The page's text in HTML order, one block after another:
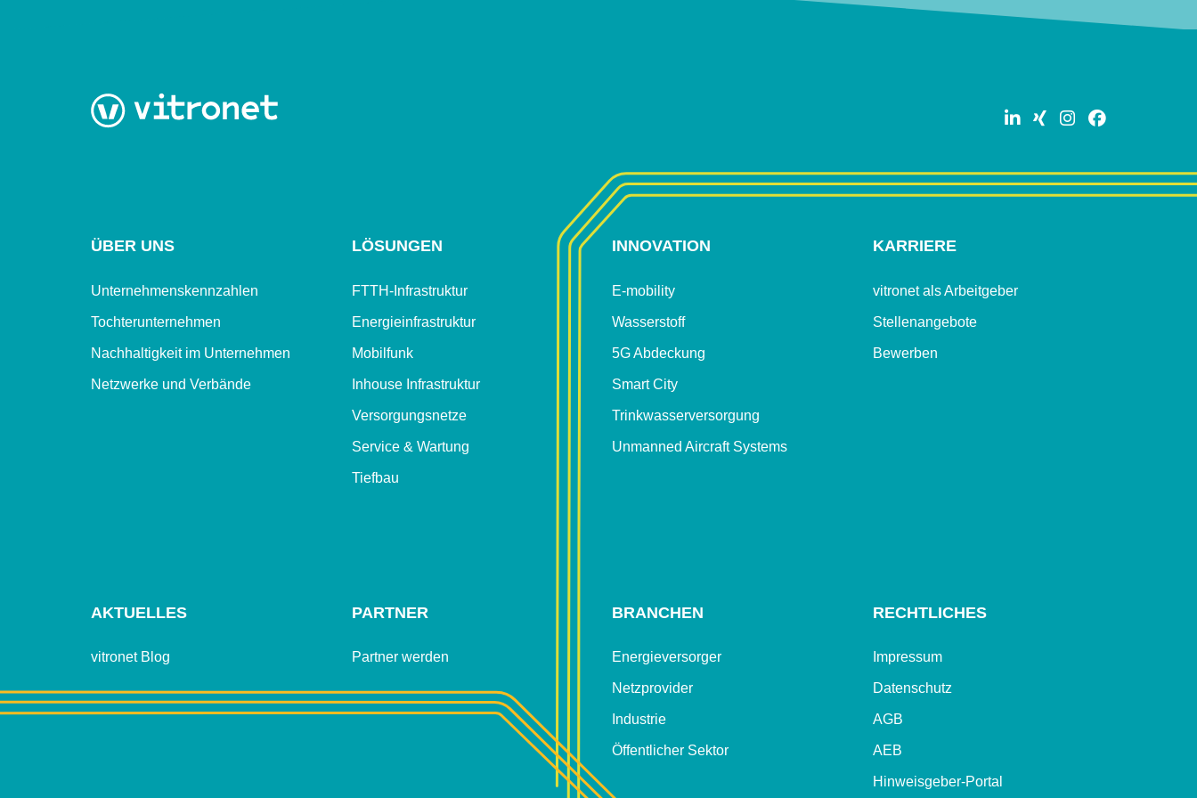
ÜBER UNS
Unternehmenskennzahlen
Tochterunternehmen
Nachhaltigkeit im Unternehmen
Netzwerke und Verbände
LÖSUNGEN
FTTH-Infrastruktur
Energieinfrastruktur
Mobilfunk
Inhouse Infrastruktur
Versorgungsnetze
Service & Wartung
Tiefbau
INNOVATION
E-mobility
Wasserstoff
5G Abdeckung
Smart City
Trinkwasser­versorgung
Unmanned Aircraft Systems
KARRIERE
vitronet als Arbeitgeber
Stellenangebote
Bewerben
AKTUELLES
vitronet Blog
PARTNER
Partner werden
BRANCHEN
Energieversorger
Netzprovider
Industrie
Öffentlicher Sektor
RECHTLICHES
Impressum
Datenschutz
AGB
AEB
Hinweisgeber-Portal